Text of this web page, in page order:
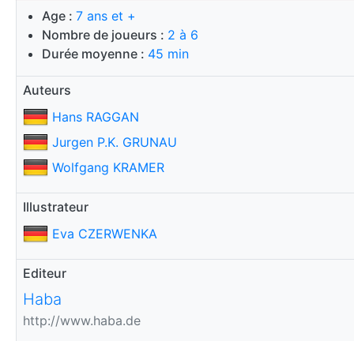
Age : 7 ans et +
Nombre de joueurs : 2 à 6
Durée moyenne : 45 min
Auteurs
Hans RAGGAN
Jurgen P.K. GRUNAU
Wolfgang KRAMER
Illustrateur
Eva CZERWENKA
Editeur
Haba
http://www.haba.de